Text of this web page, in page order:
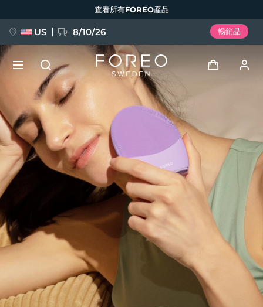
查看所有FOREO產品
US 8/10/26 暢銷品
用戶信息
我的設備
我的訂單
我的地址
我的訂閱
新品
FAQ™ Pure Beauty-Tech Elixir
BREAKING NEWS
issa™ Teeth Whitening Set
語言
English Deutsch
Español
Français
Italiano
Português
Svenska
Русский
Türkçe
简体中文 繁體中文
發貨國家
美國 預計送達日期 8/10/26